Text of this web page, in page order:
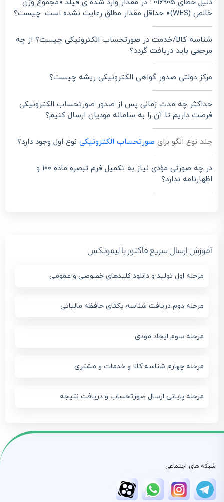
خالص (WES)» حداقل مقدار مطلق رعایت نشده است. چیست؟
شناسه کالا/خدمت در صورتحساب الکترونیکی چیست؟ از چه
مرجعی باید دریافت گردد؟
مرکز دولتی صدور گواهی الکترونیکی ریشه چیست؟
حداکثر چه مدت زمانی پس از صدور صورتحساب الکترونیکی
فرصت داریم تا آن را به سامانه مودیان ارسال کنیم؟
چند نوع الگو برای صورتحساب الکترونیکینوع اول وجود دارد؟
در چه صورتی مؤدی نیاز به تکمیل فرم تبصره ماده ۱۰۰ و
اظهارنامه ندارد؟
آموزش ارسال سریع فاکتور با لیموتکس
مرحله اول تولید و دانلود کلیدهای خصوصی و عمومی
مرحله دوم دریافت شناسه یکتای حافظه مالیاتی
مرحله سوم ایجاد مودی
مرحله چهارم شناسه کالا و خدمات و مشتری
مرحله پایانی ارسال صورتحساب و دریافت نتیجه
شبکه های اجتماعی